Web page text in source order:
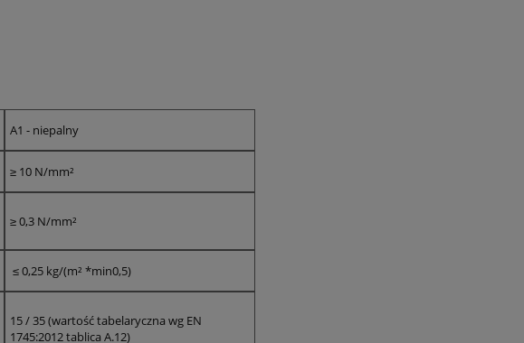
A1 - niepalny
≥ 10 N/mm²
≥ 0,3 N/mm²
≤ 0,25 kg/(m² *min0,5)
15 / 35 (wartość tabelaryczna wg EN
1745:2012 tablica A.12)